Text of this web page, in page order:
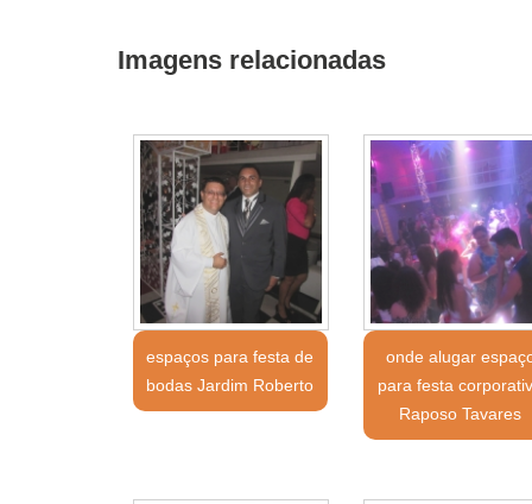
Imagens relacionadas
espaços para festa de
bodas Jardim Roberto
onde alugar
para festa
Raposo Tavares